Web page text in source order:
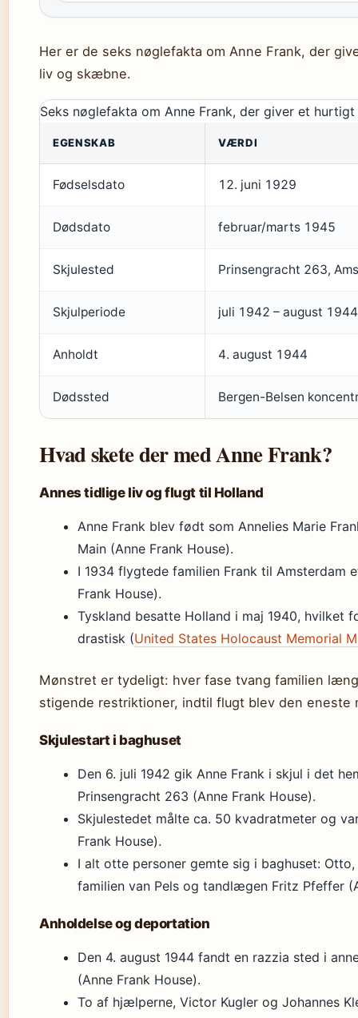
Her er de seks nøglefakta om Anne Frank, der
liv og skæbne.
Seks nøglefakta om Anne Frank, der giver et
EGENSKAB VÆRDI
Fødselsdato 12. juni 1929
Dødsdato februar/marts 1945
Skjulested Prinsengracht 263,
Skjulperiode juli 1942 – august 1944
Anholdt 4. august 1944
Dødssted Bergen-Belsen
Hvad skete der med Anne Frank?
Annes tidlige liv og flugt til Holland
Anne Frank blev født som Annelies Marie
Main (Anne Frank House).
I 1934 flygtede familien Frank til Amsterdam
Frank House).
Tyskland besatte Holland i maj 1940, hvilket
drastisk (United States Holocaust Memorial
Mønstret er tydeligt: hver fase tvang familien
stigende restriktioner, indtil flugt blev den eneste
Skjulestart i baghuset
Den 6. juli 1942 gik Anne Frank i skjul i det
Prinsengracht 263 (Anne Frank House).
Skjulestedet målte ca. 50 kvadratmeter og
Frank House).
I alt otte personer gemte sig i baghuset:
familien van Pels og tandlægen Fritz Pfeffer
Anholdelse og deportation
Den 4. august 1944 fandt en razzia sted i
(Anne Frank House).
To af hjælperne, Victor Kugler og Johannes